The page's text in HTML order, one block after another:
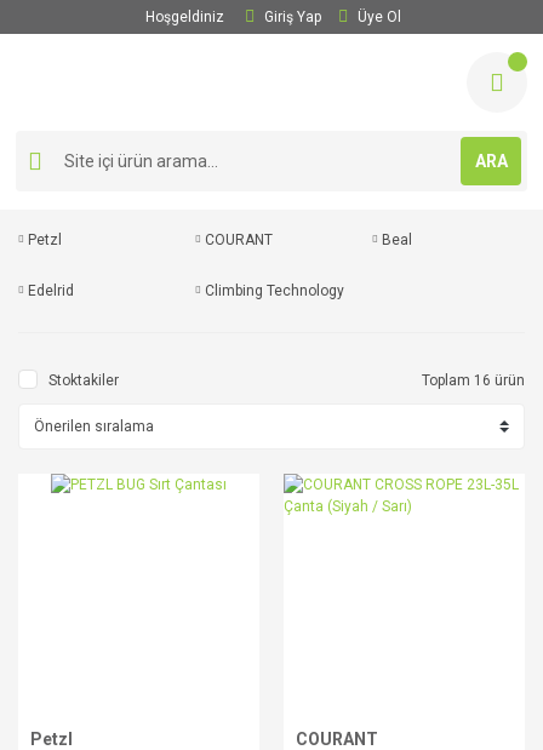
Hoşgeldiniz Giriş Yap Üye Ol
ARA
Petzl COURANT Beal
Edelrid Climbing Technology
Stoktakiler Toplam 16 ürün
Petzl COURANT